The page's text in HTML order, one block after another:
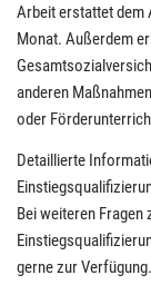
Arbeit erstattet dem
Monat. Außerdem
anderen
oder
Detaillierte
Bei weiteren Fragen
gerne zur Verfügung.